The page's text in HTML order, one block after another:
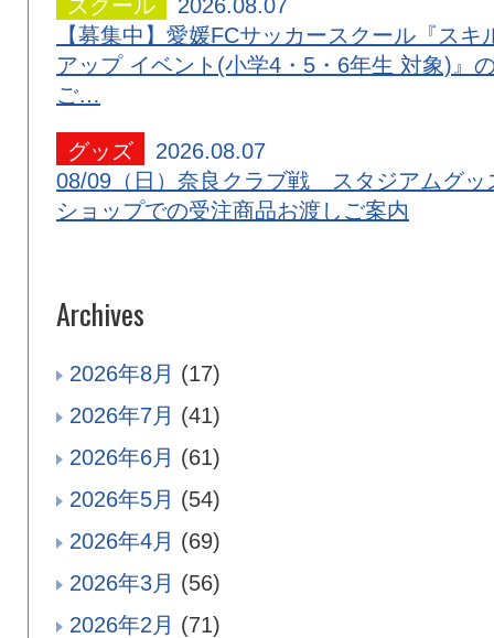
2026.08.07
【募集中】愛媛FCサッカースクール『スキ
アップ イベント(小学4・5・6年生 対象)』
ご…
グッズ
2026.08.07
08/09（日）奈良クラブ戦 スタジアムグッ
ショップでの受注商品お渡しご案内
Archives
2026年8月 (17)
2026年7月 (41)
2026年6月 (61)
2026年5月 (54)
2026年4月 (69)
2026年3月 (56)
2026年2月 (71)